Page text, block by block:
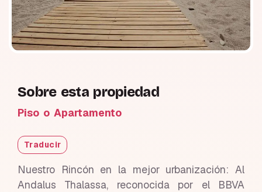
Sobre esta propiedad
Piso o Apartamento
Traducir
Nuestro Rincón en la mejor urbanización: Al
Andalus Thalassa, reconocida por el BBVA